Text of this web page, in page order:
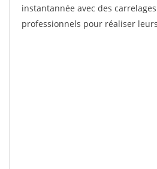
instantannée avec des
professionnels pour réaliser